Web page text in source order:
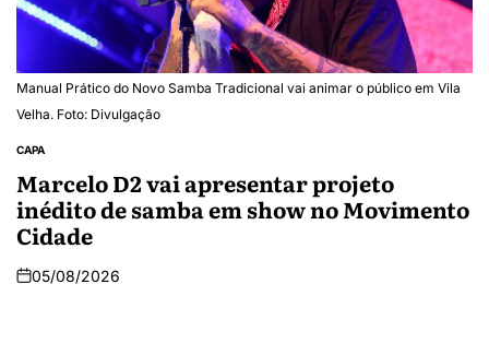
Manual Prático do Novo Samba Tradicional vai animar o público em Vila
Velha. Foto: Divulgação
CAPA
Marcelo D2 vai apresentar projeto
inédito de samba em show no Movimento
Cidade
05/08/2026